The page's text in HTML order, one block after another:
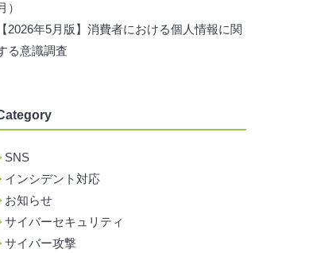
）
【2026年5月版】消費者における個人情報に関
る意識調査
SNS
インシデント対応
お知らせ
サイバーセキュリティ
サイバー攻撃